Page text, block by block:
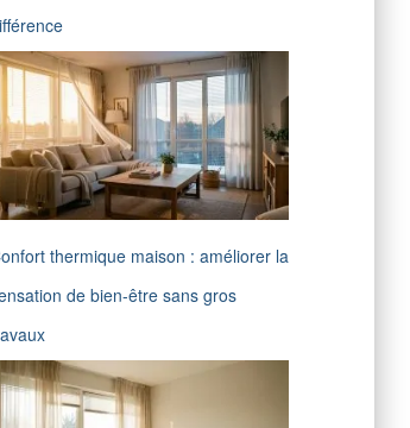
thermique maison : améliorer la
de bien-être sans gros